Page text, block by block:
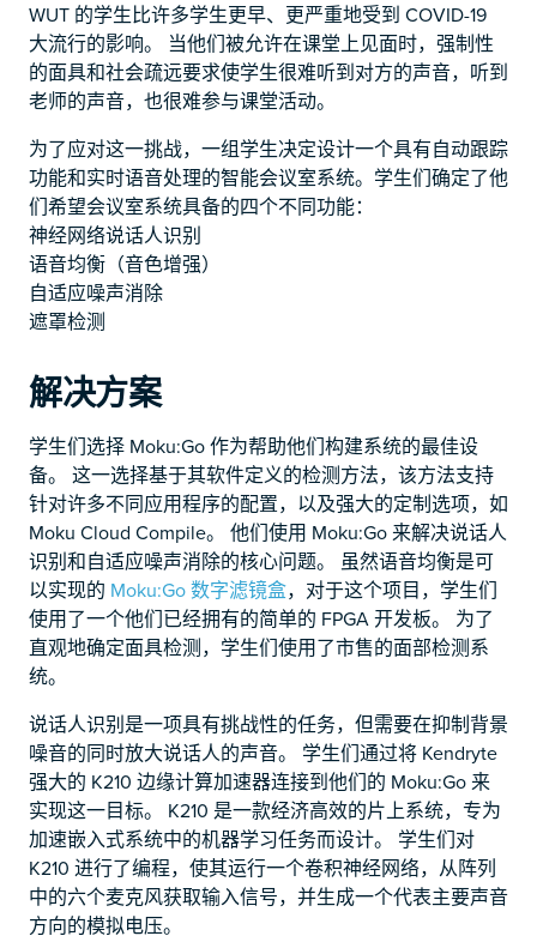
WUT 的学生比许多学生更早、更严重地受到 COVID-19
大流行的影响。 当他们被允许在课堂上见面时，强制性
的面具和社会疏远要求使学生很难听到对方的声音，听到
老师的声音，也很难参与课堂活动。
为了应对这一挑战，一组学生决定设计一个具有自动跟踪
功能和实时语音处理的智能会议室系统。学生们确定了他
们希望会议室系统具备的四个不同功能：
神经网络说话人识别
语音均衡（音色增强）
自适应噪声消除
遮罩检测
解决方案
学生们选择 Moku:Go 作为帮助他们构建系统的最佳设
备。 这一选择基于其软件定义的检测方法，该方法支持
针对许多不同应用程序的配置，以及强大的定制选项，如
Moku Cloud Compile。 他们使用 Moku:Go 来解决说话人
识别和自适应噪声消除的核心问题。 虽然语音均衡是可
以实现的 Moku:Go 数字滤镜盒，对于这个项目，学生们
使用了一个他们已经拥有的简单的 FPGA 开发板。 为了
直观地确定面具检测，学生们使用了市售的面部检测系
统。
说话人识别是一项具有挑战性的任务，但需要在抑制背景
噪音的同时放大说话人的声音。 学生们通过将 Kendryte
强大的 K210 边缘计算加速器连接到他们的 Moku:Go 来
实现这一目标。 K210 是一款经济高效的片上系统，专为
加速嵌入式系统中的机器学习任务而设计。 学生们对
K210 进行了编程，使其运行一个卷积神经网络，从阵列
中的六个麦克风获取输入信号，并生成一个代表主要声音
方向的模拟电压。